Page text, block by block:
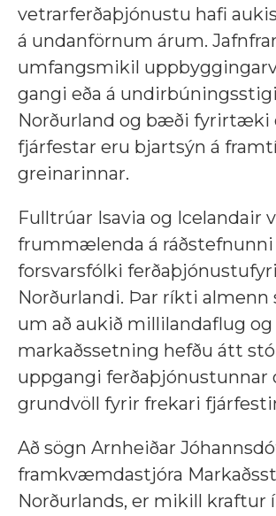
vetrarferðaþjónustu hafi
á undanförnum árum.
umfangsmikil
gangi eða á
Norðurland og bæði fyrirtæki
fjárfestar eru bjartsýn á
greinarinnar.
Fulltrúar Isavia og Icelandair
frummælenda á ráðstefnunni
forsvarsfólki
Norðurlandi. Þar ríkti almenn
um að aukið millilandaflug
markaðssetning hefðu átt
uppgangi ferðaþjónustunnar
grundvöll fyrir frekari
Að sögn Arnheiðar
framkvæmdastjóra
Norðurlands, er mikill kraftur í